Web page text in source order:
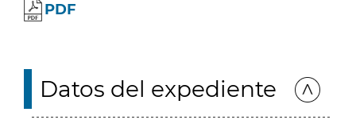
PDF
Datos del expediente